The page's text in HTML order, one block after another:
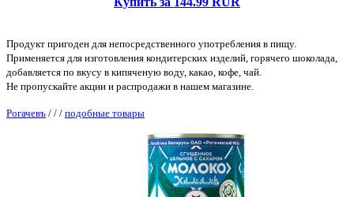
Продукт пригоден для непосредственного употребления в пищу.
Применяется для изготовления кондитерских изделий, горячего шоколада,
добавляется по вкусу в кипяченую воду, какао, кофе, чай.
Не пропускайте акции и распродажи в нашем магазине.
Рогачевъ / / / подобные товары